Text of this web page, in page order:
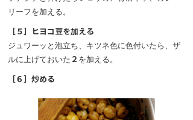
リーフを加える。
［５］ヒヨコ豆を加える
ジュワーッと泡立ち、キツネ色に色付いたら、ザ
ルに上げておいた ２ を加える。
［６］炒める